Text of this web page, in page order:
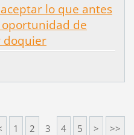
lo que antes
oportunidad de
doquier
1 2 3 4 5 > >>